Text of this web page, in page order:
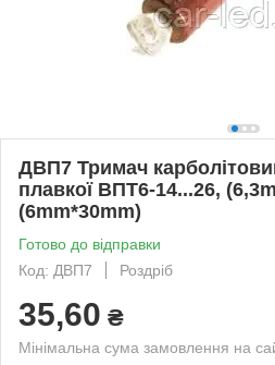
ДВП7 Тримач
плавкої ВПТ6-14...26,
(6mm*30mm)
Готово до відправки
Код: ДВП7
Роздріб
35,60 ₴
Мінімальна сума замовлення на